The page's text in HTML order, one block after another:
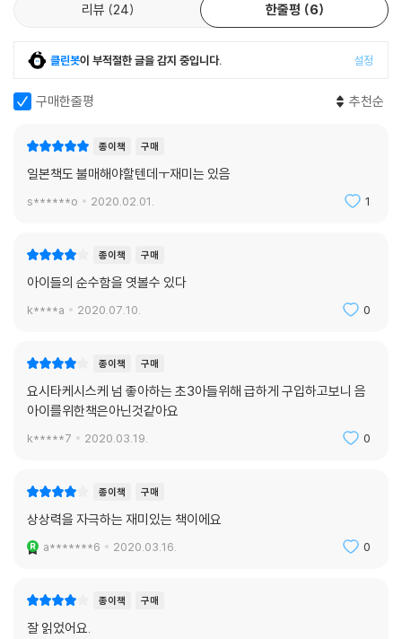
고민만 하며 살기에 인생은 너무 짧고 재미있다고요!
요시타케 신스케의 일러스트레이션
이 책의 또다른 매력은 바로 볼로냐 국제도서전 라가치상 특별상 수상, 일
본 MOE책방 대상 4관왕에 빛나는 요시타케 신스케의 일러스트레이션이
있는 요시타케 신스케는 이 책에서도 특유의 촌철살인으로 정곡을 쿡 찌른
다. 세상에서 가장 어른답지 않은 어른, 요시타케 신스케는 어른들의 모순
된 시각을 참신하게 풀어 낼 뿐만 아니라, 일상의 크고 작은 고민을 해결할
기자들의 보물 소개 등 고민 때문에 무거웠던 머리와 마음을 쉬어 가도록
돕는 재미있는 코너도 함께 수록되어 있다. ‘책 안에 고민들만 실려 있으면,
대체 누가 이런 책을 살까?’라고 걱정한 어린이 기자들이 특별히 준비한 것
“아이들은 아무것도 모른다”, “어른이 항상 옳다”는 말은 거짓말입니다.
어른들끼리의 탁상공론보다 아무 생각 없이 툭 던진 아이들의 말이
이상하게 더 설득력이 있었던 적은 없었나요?
리뷰 24 한줄평 6
클린봇이 부적절한 글을 감지 중입니다. 설정
구매한줄평 추천순
종이책 구매
일본책도 불매해야할텐데ㅜ재미는 있음
s******o 2020.02.01. 1
종이책 구매
아이들의 순수함을 엿볼수 있다
k****a 2020.07.10. 0
종이책 구매
요시타케시스케 넘 좋아하는 초3아들위해 급하게 구입하고보니 음
아이를위한책은아닌것같아요
k*****7 2020.03.19. 0
종이책 구매
상상력을 자극하는 재미있는 책이에요
a*******6 2020.03.16. 0
종이책 구매
잘 읽었어요.